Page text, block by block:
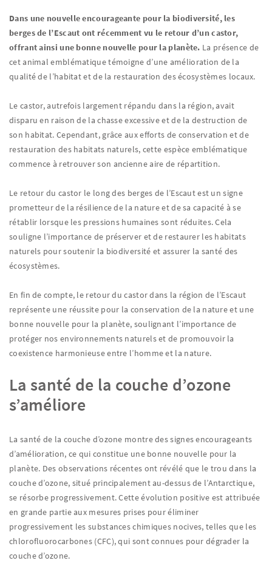
Dans une nouvelle encourageante pour la biodiversité, les
berges de l’Escaut ont récemment vu le retour d’un castor,
offrant ainsi une bonne nouvelle pour la planète. La présence de
cet animal emblématique témoigne d’une amélioration de la
qualité de l’habitat et de la restauration des écosystèmes locaux.
Le castor, autrefois largement répandu dans la région, avait
disparu en raison de la chasse excessive et de la destruction de
son habitat. Cependant, grâce aux efforts de conservation et de
restauration des habitats naturels, cette espèce emblématique
commence à retrouver son ancienne aire de répartition.
Le retour du castor le long des berges de l’Escaut est un signe
prometteur de la résilience de la nature et de sa capacité à se
rétablir lorsque les pressions humaines sont réduites. Cela
souligne l’importance de préserver et de restaurer les habitats
naturels pour soutenir la biodiversité et assurer la santé des
écosystèmes.
En fin de compte, le retour du castor dans la région de l’Escaut
représente une réussite pour la conservation de la nature et une
bonne nouvelle pour la planète, soulignant l’importance de
protéger nos environnements naturels et de promouvoir la
coexistence harmonieuse entre l’homme et la nature.
La santé de la couche d’ozone
s’améliore
La santé de la couche d’ozone montre des signes encourageants
d’amélioration, ce qui constitue une bonne nouvelle pour la
planète. Des observations récentes ont révélé que le trou dans la
couche d’ozone, situé principalement au-dessus de l’Antarctique,
se résorbe progressivement. Cette évolution positive est attribuée
en grande partie aux mesures prises pour éliminer
progressivement les substances chimiques nocives, telles que les
chlorofluorocarbones (CFC), qui sont connues pour dégrader la
couche d’ozone.